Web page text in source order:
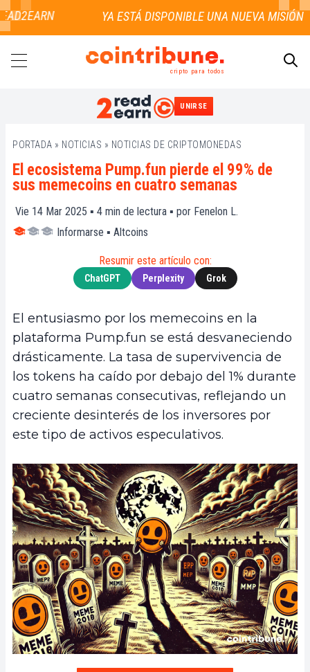
cripto para todos
UNIRSE
PORTADA » NOTICIAS » NOTICIAS DE CRIPTOMONEDAS
El ecosistema Pump.fun pierde el 99% de
sus memecoins en cuatro semanas
Vie 14 Mar 2025 ▪ 4 min de lectura ▪ por Fenelon L.
Informarse ▪ Altcoins
Resumir este artículo con:
ChatGPT Perplexity Grok
El entusiasmo por los memecoins en la
plataforma Pump.fun se está desvaneciendo
drásticamente. La tasa de supervivencia de
los tokens ha caído por debajo del 1% durante
cuatro semanas consecutivas, reflejando un
creciente desinterés de los inversores por
este tipo de activos especulativos.